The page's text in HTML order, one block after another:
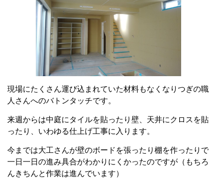
現場にたくさん運び込まれていた材料もなくなりつぎの職
人さんへのバトンタッチです。
来週からは中庭にタイルを貼ったり壁、天井にクロスを貼
ったり、いわゆる仕上げ工事に入ります。
今までは大工さんが壁のボードを張ったり棚を作ったりで
一日一日の進み具合がわかりにくかったのですが（もちろ
んきちんと作業は進んでいます）